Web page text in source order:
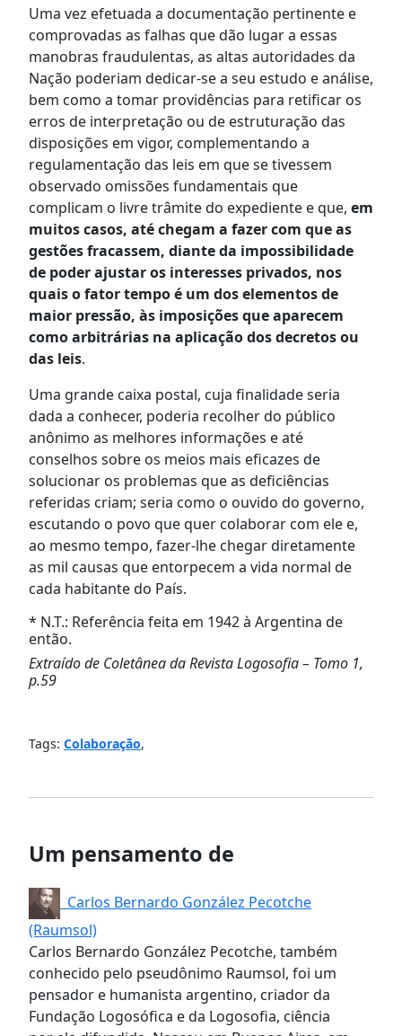
Uma vez efetuada a documentação pertinente e
comprovadas as falhas que dão lugar a essas
manobras fraudulentas, as altas autoridades da
Nação poderiam dedicar-se a seu estudo e análise,
bem como a tomar providências para retificar os
erros de interpretação ou de estruturação das
disposições em vigor, complementando a
regulamentação das leis em que se tivessem
observado omissões fundamentais que
complicam o livre trâmite do expediente e que, em
muitos casos, até chegam a fazer com que as
gestões fracassem, diante da impossibilidade
de poder ajustar os interesses privados, nos
quais o fator tempo é um dos elementos de
maior pressão, às imposições que aparecem
como arbitrárias na aplicação dos decretos ou
das leis.
Uma grande caixa postal, cuja finalidade seria
dada a conhecer, poderia recolher do público
anônimo as melhores informações e até
conselhos sobre os meios mais eficazes de
solucionar os problemas que as deficiências
referidas criam; seria como o ouvido do governo,
escutando o povo que quer colaborar com ele e,
ao mesmo tempo, fazer-lhe chegar diretamente
as mil causas que entorpecem a vida normal de
cada habitante do País.
* N.T.: Referência feita em 1942 à Argentina de
então.
Extraído de Coletânea da Revista Logosofia – Tomo 1,
p.59
Tags: Colaboração,
Um pensamento de
Carlos Bernardo González Pecotche
(Raumsol)
Carlos Bernardo González Pecotche, também
conhecido pelo pseudônimo Raumsol, foi um
pensador e humanista argentino, criador da
Fundação Logosófica e da Logosofia, ciência